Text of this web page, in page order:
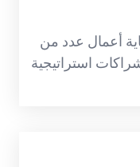
أعمال عدد من
استراتيجية